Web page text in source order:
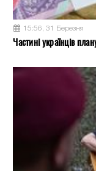
15:56, 31 Березня
Частині українців